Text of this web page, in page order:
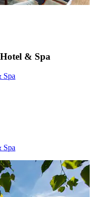
& Spa
Spa
Spa